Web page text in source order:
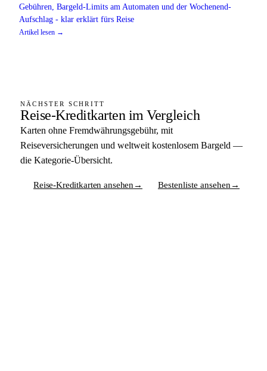
Gebühren, Bargeld-Limits am Automaten und der Wochenend-
Aufschlag - klar erklärt fürs Reise
Artikel lesen →
NÄCHSTER SCHRITT
Reise-Kreditkarten im Vergleich
Karten ohne Fremdwährungsgebühr, mit
Reiseversicherungen und weltweit kostenlosem Bargeld —
die Kategorie-Übersicht.
Reise-Kreditkarten ansehen → Bestenliste ansehen →